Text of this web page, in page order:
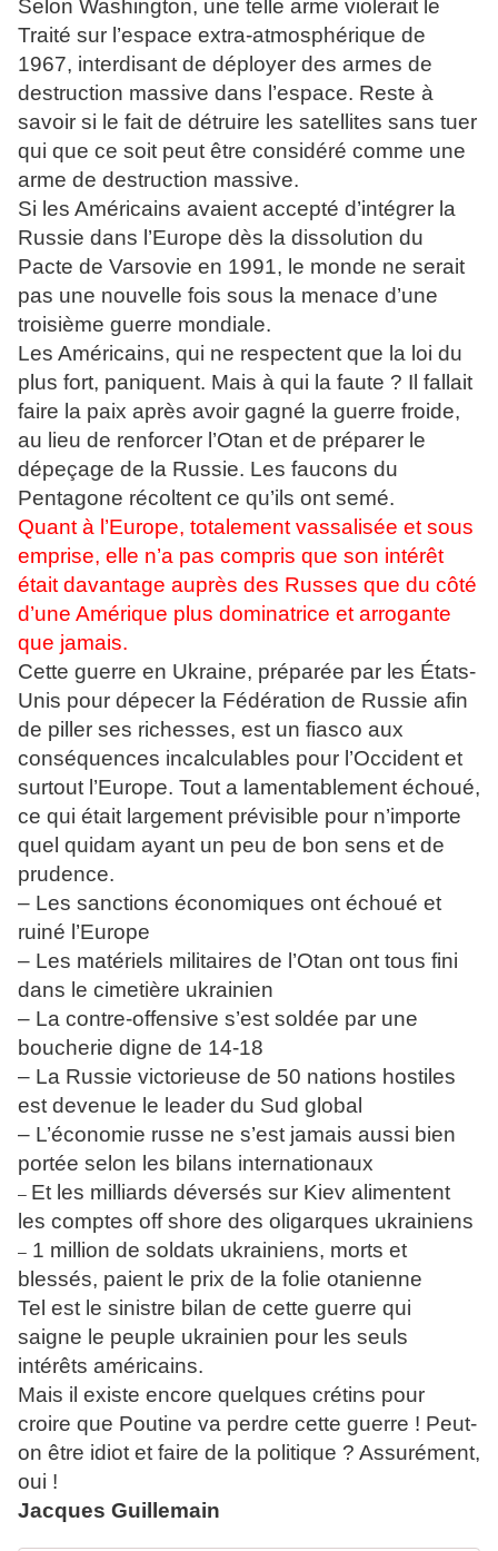
Selon Washington, une telle arme violerait le
Traité sur l’espace extra-atmosphérique de
1967, interdisant de déployer des armes de
destruction massive dans l’espace. Reste à
savoir si le fait de détruire les satellites sans tuer
qui que ce soit peut être considéré comme une
arme de destruction massive.
Si les Américains avaient accepté d’intégrer la
Russie dans l’Europe dès la dissolution du
Pacte de Varsovie en 1991, le monde ne serait
pas une nouvelle fois sous la menace d’une
troisième guerre mondiale.
Les Américains, qui ne respectent que la loi du
plus fort, paniquent. Mais à qui la faute ? Il fallait
faire la paix après avoir gagné la guerre froide,
au lieu de renforcer l’Otan et de préparer le
dépeçage de la Russie. Les faucons du
Pentagone récoltent ce qu’ils ont semé.
Quant à l’Europe, totalement vassalisée et sous
emprise, elle n’a pas compris que son intérêt
était davantage auprès des Russes que du côté
d’une Amérique plus dominatrice et arrogante
que jamais.
Cette guerre en Ukraine, préparée par les États-
Unis pour dépecer la Fédération de Russie afin
de piller ses richesses, est un fiasco aux
conséquences incalculables pour l’Occident et
surtout l’Europe. Tout a lamentablement échoué,
ce qui était largement prévisible pour n’importe
quel quidam ayant un peu de bon sens et de
prudence.
– Les sanctions économiques ont échoué et
ruiné l’Europe
– Les matériels militaires de l’Otan ont tous fini
dans le cimetière ukrainien
– La contre-offensive s’est soldée par une
boucherie digne de 14-18
– La Russie victorieuse de 50 nations hostiles
est devenue le leader du Sud global
– L’économie russe ne s’est jamais aussi bien
portée selon les bilans internationaux
– Et les milliards déversés sur Kiev alimentent
les comptes off shore des oligarques ukrainiens
– 1 million de soldats ukrainiens, morts et
blessés, paient le prix de la folie otanienne
Tel est le sinistre bilan de cette guerre qui
saigne le peuple ukrainien pour les seuls
intérêts américains.
Mais il existe encore quelques crétins pour
croire que Poutine va perdre cette guerre ! Peut-
on être idiot et faire de la politique ? Assurément,
oui !
Jacques Guillemain